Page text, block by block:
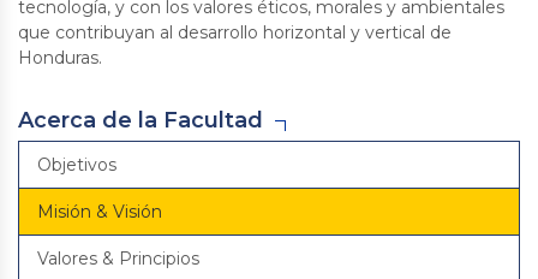
tecnología, y con los valores éticos, morales y ambientales
que contribuyan al desarrollo horizontal y vertical de
Honduras.
Acerca de la Facultad
Objetivos
Misión & Visión
Valores & Principios